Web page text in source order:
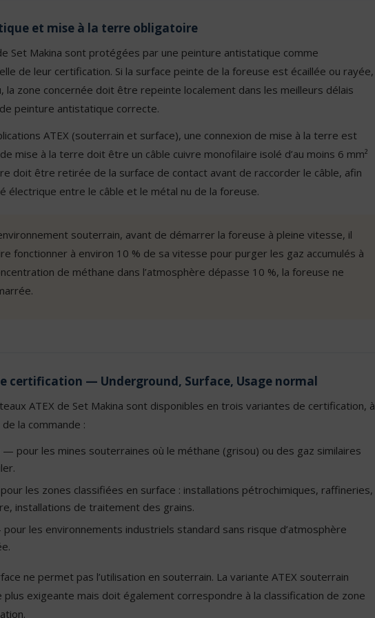
et mise à la terre obligatoire
Set Makina sont protégées par une peinture antistatique comme
de leur certification. Si la surface peinte de la foreuse est écaillée ou rayée,
la zone concernée doit être repeinte localement dans les meilleurs délais
peinture antistatique correcte.
ATEX (souterrain et surface), une connexion de mise à la terre est
mise à la terre doit être un câble cuivre monofilaire isolé d’au moins 6 mm²
doit être retirée de la surface de contact avant de raccorder le câble, afin
électrique entre le câble et le métal nu de la foreuse.
souterrain, avant de démarrer la foreuse à pleine vitesse, il
fonctionner à environ 10 % de sa vitesse pour purger les gaz accumulés à
de méthane dans l’atmosphère dépasse 10 %, la foreuse ne
certification — Underground, Surface, Usage normal
ATEX de Set Makina sont disponibles en trois variantes de certification, à
la commande :
— pour les mines souterraines où le méthane (grisou) ou des gaz similaires
les zones classifiées en surface : installations pétrochimiques, raffineries,
installations de traitement des grains.
les environnements industriels standard sans risque d’atmosphère
ne permet pas l’utilisation en souterrain. La variante ATEX souterrain
plus exigeante mais doit également correspondre à la classification de zone